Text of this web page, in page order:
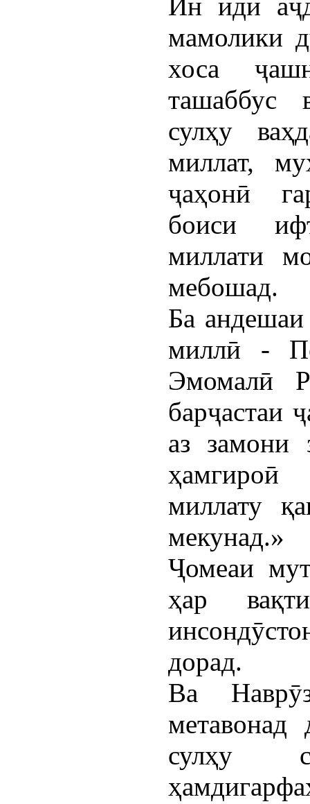
мамолики
хоса
ташаббус
сулҳу
миллат,
ҷаҳонӣ
боиси
миллати
мебошад.
Ба андешаи
миллӣ -
Эмомалӣ
барҷастаи
аз замони
ҳамгироӣ
миллату
мекунад.»
Ҷомеаи
ҳар
дорад.
Ва
метавонад
сулҳу